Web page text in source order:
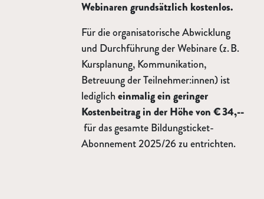
Webinaren grundsätzlich kostenlos.
Für die organisatorische Abwicklung
und Durchführung der Webinare (z. B.
Kursplanung, Kommunikation,
Betreuung der Teilnehmer:innen) ist
lediglicheinmalig ein geringer
Kostenbeitrag in der Höhe von € 34,--
für das gesamte Bildungsticket-
Abonnement 2025/26 zu entrichten.